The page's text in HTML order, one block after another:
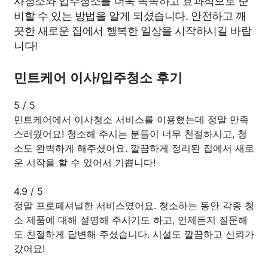
비할 수 있는 방법을 알게 되셨습니다. 안전하고 깨
끗한 새로운 집에서 행복한 일상을 시작하시길 바랍
니다!
민트케어 이사/입주청소 후기
5 / 5
민트케어에서 이사청소 서비스를 이용했는데 정말 만족
스러웠어요! 청소해 주시는 분들이 너무 친절하시고, 청
소도 완벽하게 해주셨어요. 깔끔하게 정리된 집에서 새로
운 시작을 할 수 있어서 기쁩니다!
4.9 / 5
정말 프로페셔널한 서비스였어요. 청소하는 동안 각종 청
소 제품에 대해 설명해 주시기도 하고, 언제든지 질문해
도 친절하게 답변해 주셨습니다. 시설도 깔끔하고 신뢰가
갔어요!